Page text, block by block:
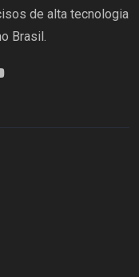
de alta tecnologia
Brasil.